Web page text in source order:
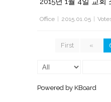
Office 2015.01.05
First «
Powered by KBoard